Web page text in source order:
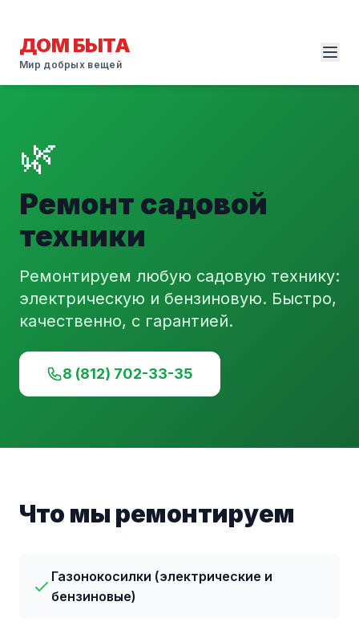
ДОМ БЫТА
Мир добрых вещей
🌿
Ремонт садовой
техники
Ремонтируем любую садовую технику:
электрическую и бензиновую. Быстро,
качественно, с гарантией.
8 (812) 702-33-35
Что мы ремонтируем
Газонокосилки (электрические и
бензиновые)